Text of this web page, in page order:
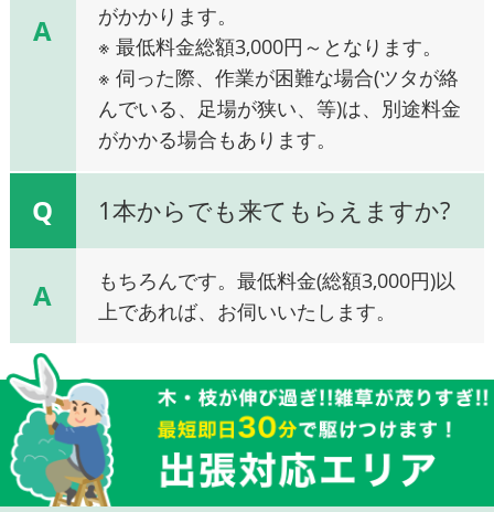
A
がかかります。
※ 最低料金総額3,000円～となります。
※ 伺った際、作業が困難な場合(ツタが絡
んでいる、足場が狭い、等)は、別途料金
がかかる場合もあります。
Q 1本からでも来てもらえますか?
A
もちろんです。最低料金(総額3,000円)以
上であれば、お伺いいたします。